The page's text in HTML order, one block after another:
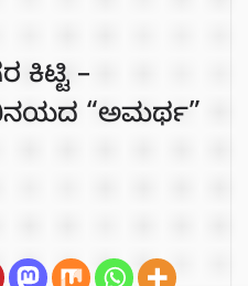
ಕಿಟ್ಟಿ –
“ಅಮರ್ಥ”